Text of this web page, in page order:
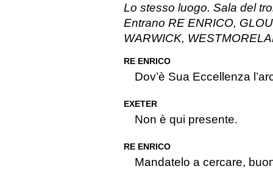
Lo stesso luogo. Sala del
Entrano RE ENRICO,
WARWICK,
RE ENRICO
Dov’è Sua Eccellenza
EXETER
Non è qui presente.
RE ENRICO
Mandatelo a cercare,